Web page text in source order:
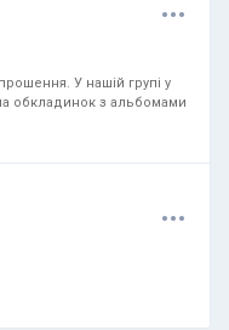
У нашій групі у
обкладинок з альбомами
...